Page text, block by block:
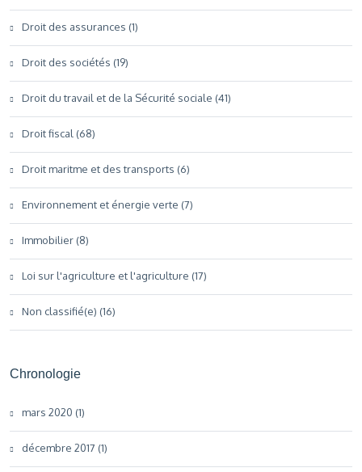
Droit des assurances (1)
Droit des sociétés (19)
Droit du travail et de la Sécurité sociale (41)
Droit fiscal (68)
Droit maritme et des transports (6)
Environnement et énergie verte (7)
Immobilier (8)
Loi sur l'agriculture et l'agriculture (17)
Non classifié(e) (16)
Chronologie
mars 2020 (1)
décembre 2017 (1)